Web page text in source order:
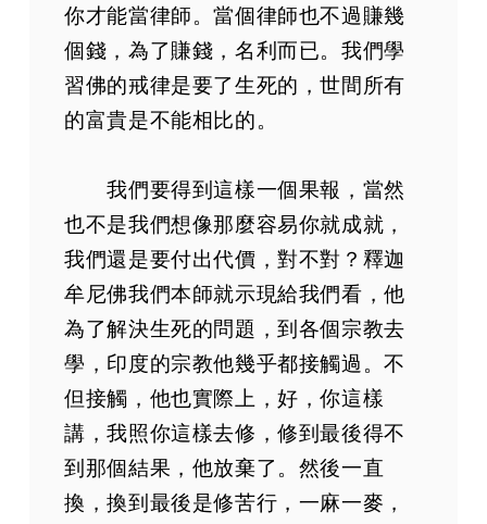
你才能當律師。當個律師也不過賺幾
個錢，為了賺錢，名利而已。我們學
習佛的戒律是要了生死的，世間所有
的富貴是不能相比的。
我們要得到這樣一個果報，當然
也不是我們想像那麼容易你就成就，
我們還是要付出代價，對不對？釋迦
牟尼佛我們本師就示現給我們看，他
為了解決生死的問題，到各個宗教去
學，印度的宗教他幾乎都接觸過。不
但接觸，他也實際上，好，你這樣
講，我照你這樣去修，修到最後得不
到那個結果，他放棄了。然後一直
換，換到最後是修苦行，一麻一麥，